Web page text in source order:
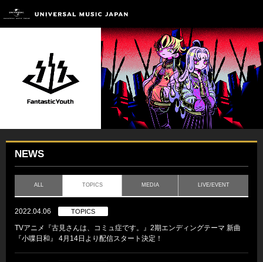
NEWS
ALL TOPICS MEDIA LIVE/EVENT
2022.04.06 TOPICS
TVアニメ『古見さんは、コミュ症です。』2期エンディングテーマ 新曲
『小喋日和』 4月14日より配信スタート決定！